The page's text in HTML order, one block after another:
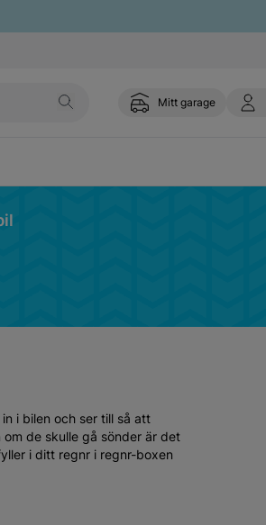
Mitt garage
i bilen och ser till så att
de skulle gå sönder är det
i ditt regnr i regnr-boxen